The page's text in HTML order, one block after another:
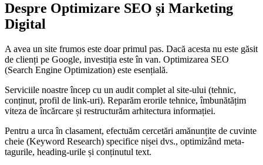
Despre Optimizare SEO și Marketing
Digital
A avea un site frumos este doar primul pas. Dacă acesta nu este găsit
de clienți pe Google, investiția este în van. Optimizarea SEO
(Search Engine Optimization) este esențială.
Serviciile noastre încep cu un audit complet al site-ului (tehnic,
conținut, profil de link-uri). Reparăm erorile tehnice, îmbunătățim
viteza de încărcare și restructurăm arhitectura informației.
Pentru a urca în clasament, efectuăm cercetări amănunțite de cuvinte
cheie (Keyword Research) specifice nișei dvs., optimizând meta-
tagurile, heading-urile și conținutul text.